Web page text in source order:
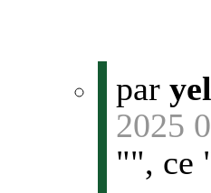
par
2025
"", ce